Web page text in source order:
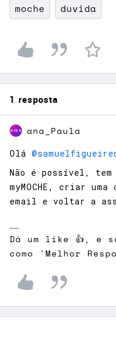
moche duvida
1 resposta
ana_Paula
Olá ​
Não é possível, tem
myMOCHE, criar
email e voltar a
Dá um like 👍, e
como 'Melhor